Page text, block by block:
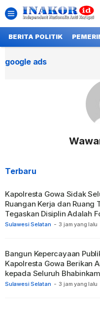
BERITA POLITIK
google ads
Terbaru
Sulawesi Selatan - 3 jam yang lalu
Kapolresta Gowa Sidak
Ruangan Kerja dan Ruang
Tegaskan Disiplin Adalah
Pelayanan Prima
Sulawesi Selatan - 3 jam yang lalu
Bangun Kepercayaan
Kapolresta Gowa Berikan
kepada Seluruh
Jajaran Polresta Gowa